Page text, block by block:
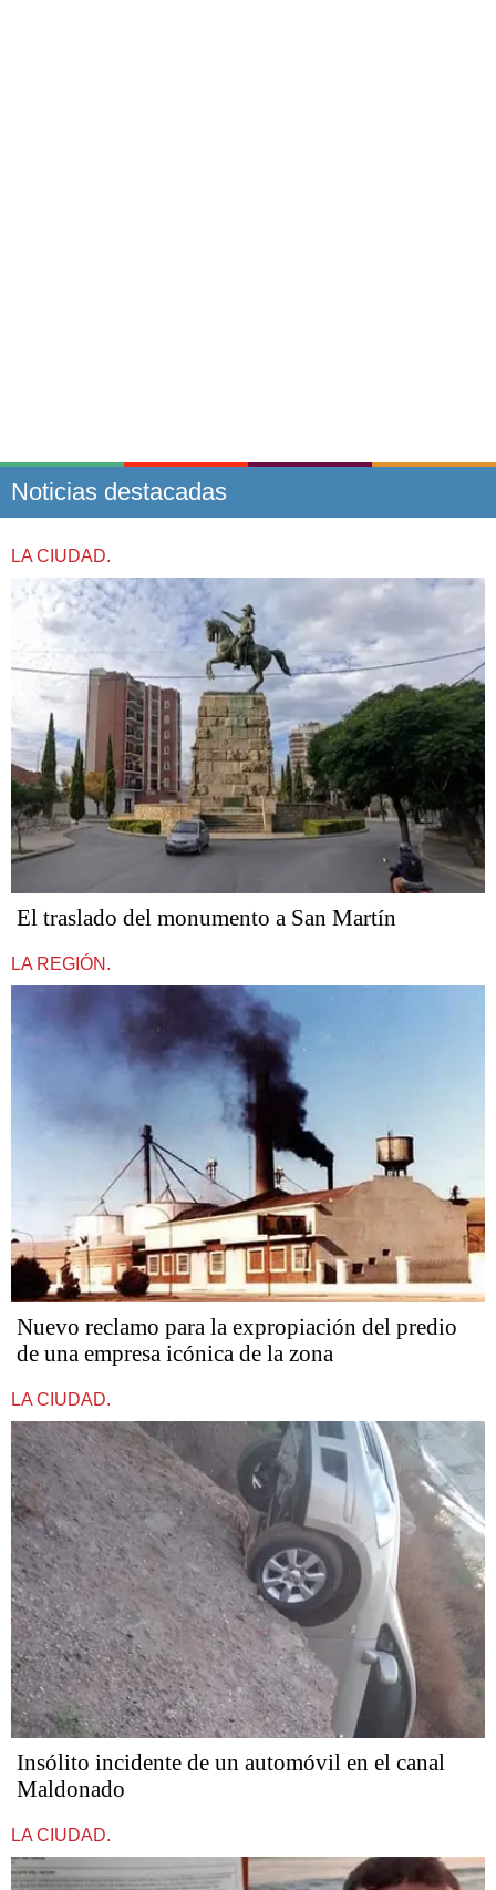
Noticias destacadas
LA CIUDAD.
El traslado del monumento a San Martín
LA REGIÓN.
Nuevo reclamo para la expropiación del predio
de una empresa icónica de la zona
LA CIUDAD.
Insólito incidente de un automóvil en el canal
Maldonado
LA CIUDAD.